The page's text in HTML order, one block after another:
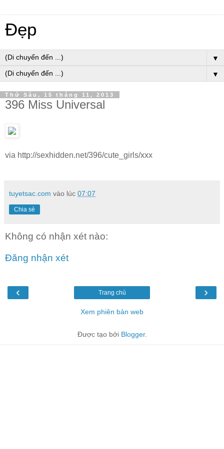
Đẹp
▼
▼
Thứ Sáu, 15 tháng 11, 2013
396 Miss Universal
via http://sexhidden.net/396/cute_girls/xxx
tuyetsac.com vào lúc 07:07
Chia sẻ
Không có nhận xét nào:
Đăng nhận xét
‹ ›
Trang chủ
Xem phiên bản web
Được tạo bởi Blogger.